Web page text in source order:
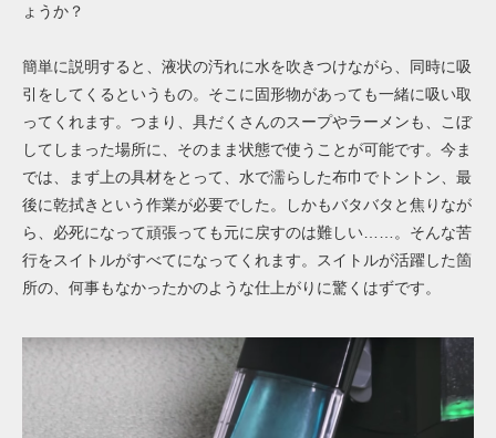
ょうか？
簡単に説明すると、液状の汚れに水を吹きつけながら、同時に吸
引をしてくるというもの。そこに固形物があっても一緒に吸い取
ってくれます。つまり、具だくさんのスープやラーメンも、こぼ
してしまった場所に、そのまま状態で使うことが可能です。今ま
では、まず上の具材をとって、水で濡らした布巾でトントン、最
後に乾拭きという作業が必要でした。しかもバタバタと焦りなが
ら、必死になって頑張っても元に戻すのは難しい……。そんな苦
行をスイトルがすべてになってくれます。スイトルが活躍した箇
所の、何事もなかったかのような仕上がりに驚くはずです。